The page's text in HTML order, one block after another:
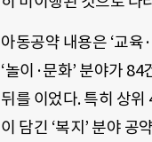
아동공약 내용은 ‘교육·
‘놀이·문화’ 분야가
뒤를 이었다. 특히 상
이 담긴 ‘복지’ 분야 공